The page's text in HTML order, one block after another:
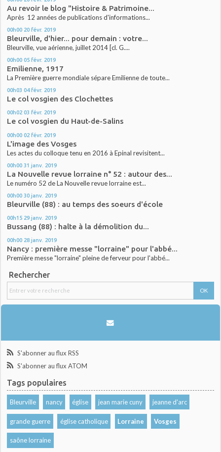
Au revoir le blog "Histoire & Patrimoine...
Après 12 années de publications d'informations...
00h00 20 févr. 2019
Bleurville, d'hier... pour demain : votre...
Bleurville, vue aérienne, juillet 2014 [cl. G....
00h00 05 févr. 2019
Emilienne, 1917
La Première guerre mondiale sépare Emilienne de toute...
00h03 04 févr. 2019
Le col vosgien des Clochettes
00h02 03 févr. 2019
Le col vosgien du Haut-de-Salins
00h00 02 févr. 2019
L'image des Vosges
Les actes du colloque tenu en 2016 à Epinal revisitent...
00h00 31 janv. 2019
La Nouvelle revue lorraine n° 52 : autour des...
Le numéro 52 de La Nouvelle revue lorraine est...
00h00 30 janv. 2019
Bleurville (88) : au temps des soeurs d'école
00h15 29 janv. 2019
Bussang (88) : halte à la démolition du...
00h00 28 janv. 2019
Nancy : première messe "lorraine" pour l'abbé...
Première messe "lorraine" pleine de ferveur pour l'abbé...
Rechercher
S'abonner au flux RSS
S'abonner au flux ATOM
Tags populaires
Bleurville nancy église jean marie cuny jeanne d'arc
grande guerre église catholique Lorraine Vosges
saône lorraine